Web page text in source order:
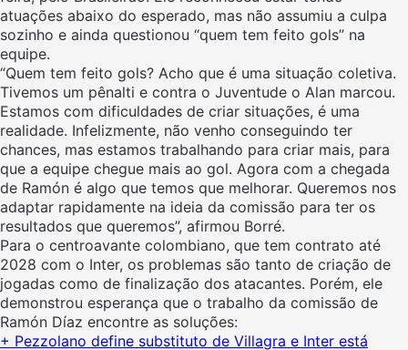
atuações abaixo do esperado, mas não assumiu a culpa
sozinho e ainda questionou “quem tem feito gols” na
equipe.
“Quem tem feito gols? Acho que é uma situação coletiva.
Tivemos um pênalti e contra o Juventude o Alan marcou.
Estamos com dificuldades de criar situações, é uma
realidade. Infelizmente, não venho conseguindo ter
chances, mas estamos trabalhando para criar mais, para
que a equipe chegue mais ao gol. Agora com a chegada
de Ramón é algo que temos que melhorar. Queremos nos
adaptar rapidamente na ideia da comissão para ter os
resultados que queremos”, afirmou Borré.
Para o centroavante colombiano, que tem contrato até
2028 com o Inter, os problemas são tanto de criação de
jogadas como de finalização dos atacantes. Porém, ele
demonstrou esperança que o trabalho da comissão de
Ramón Díaz encontre as soluções:
+ Pezzolano define substituto de Villagra e Inter está